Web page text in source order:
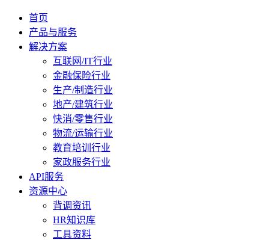
首页
产品与服务
解决方案
互联网/IT行业
金融保险行业
生产/制造行业
地产/建筑行业
快消/零售行业
物流/运输行业
教育培训行业
家政服务行业
API服务
资源中心
背调资讯
HR知识库
工具资料